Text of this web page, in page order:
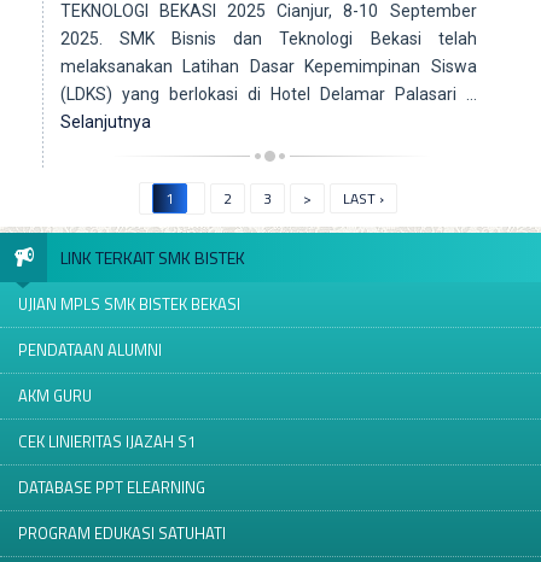
TEKNOLOGI BEKASI 2025 Cianjur, 8-10 September
2025. SMK Bisnis dan Teknologi Bekasi telah
melaksanakan Latihan Dasar Kepemimpinan Siswa
(LDKS) yang berlokasi di Hotel Delamar Palasari …
Selanjutnya
1 2 3 > LAST ›
LINK TERKAIT SMK BISTEK
UJIAN MPLS SMK BISTEK BEKASI
PENDATAAN ALUMNI
AKM GURU
CEK LINIERITAS IJAZAH S1
DATABASE PPT ELEARNING
PROGRAM EDUKASI SATUHATI